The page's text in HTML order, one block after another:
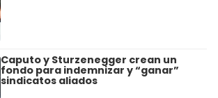
Caputo y Sturzenegger crean un
fondo para indemnizar y “ganar”
sindicatos aliados